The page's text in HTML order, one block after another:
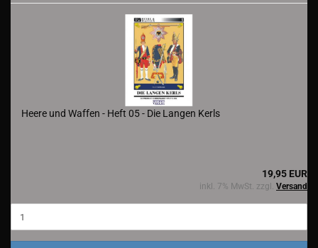
Heere und Waffen - Heft 05 - Die Langen Kerls
19,95 EUR
inkl. 7% MwSt. zzgl. Versand